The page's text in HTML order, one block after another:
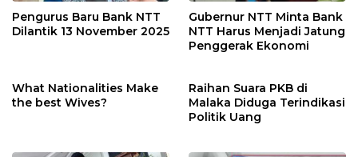
Pengurus Baru Bank NTT
Dilantik 13 November 2025
Gubernur NTT Minta Bank
NTT Harus Menjadi Jatung
Penggerak Ekonomi
What Nationalities Make
the best Wives?
Raihan Suara PKB di
Malaka Diduga Terindikasi
Politik Uang